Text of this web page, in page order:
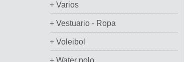
+ Varios
+ Vestuario - Ropa
+ Voleibol
+ Water polo